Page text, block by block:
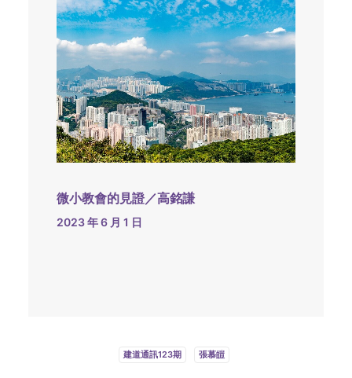
微小教會的見證／高銘謙
2023 年 6 月 1 日
建道通訊123期 張慕皚